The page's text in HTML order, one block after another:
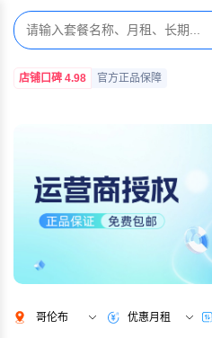
店铺口碑 4.98 官方正品保障
哥伦布 优惠月租